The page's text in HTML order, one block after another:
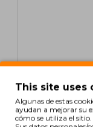
This site uses
Algunas de estas
ayudan a mejorar su
cómo se utiliza el sitio.